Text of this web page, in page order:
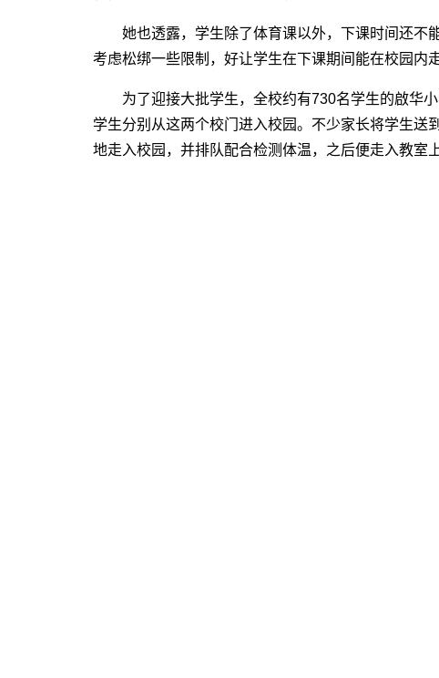
她也透露，学生除了体育课以外，下课时间还不
考虑松绑一些限制，好让学生在下课期间能在校园内走
为了迎接大批学生，全校约有730名学生的啟华小
学生分别从这两个校门进入校园。不少家长将学生送
地走入校园，并排队配合检测体温，之后便走入教室上